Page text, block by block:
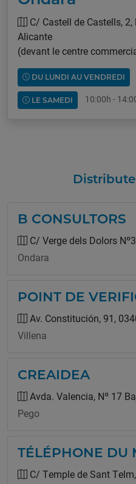
C/ Castell de Castells,
Alicante
(devant le centre
DU LUNDI AU VENDREDI
LE SAMEDI 10:00h -
B CONSULTORS
C/ Verge dels Dolors
Ondara
POINT DE
Av. Constitución, 91,
Villena
CREAIDEA
Avda. Valencia, Nº 17
Pego
TÉLÉPHONE DU
C/ Temple de Sant